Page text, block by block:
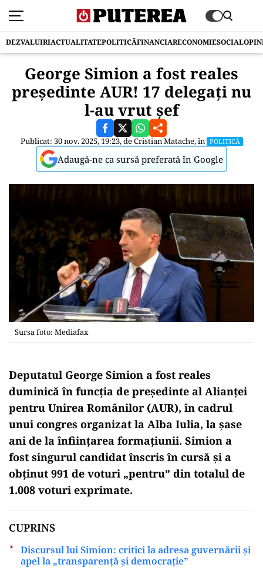
DEZVALUIRIACTUALITATEPOLITICĂFINANCIARECONOMIESOCIAL
George Simion a fost reales
președinte AUR! 17 delegați nu
l-au vrut șef
Publicat: 30 nov. 2025, 19:23, deCristian Matache, în POLITICĂ
Adaugă-ne ca sursă preferată în Google
Sursa foto: Mediafax
Deputatul George Simion a fost reales
duminică în funcția de președinte al Alianței
pentru Unirea Românilor (AUR), în cadrul
unui congres organizat la Alba Iulia, la șase
ani de la înființarea formațiunii. Simion a
fost singurul candidat înscris în cursă și a
obținut 991 de voturi „pentru” din totalul de
1.008 voturi exprimate.
CUPRINS
Discursul lui Simion: critici la adresa guvernării și
apel la „transparență și democrație”